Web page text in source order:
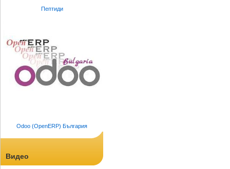
Пептиди
Odoo (OpenERP) България
Видео